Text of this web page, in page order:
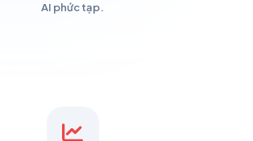
AI phức tạp.